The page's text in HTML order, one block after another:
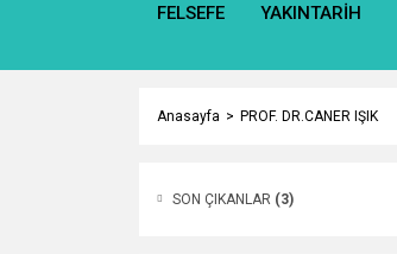
FELSEFE YAKINTARİH
Anasayfa PROF. DR.CANER IŞIK
SON ÇIKANLAR (3)